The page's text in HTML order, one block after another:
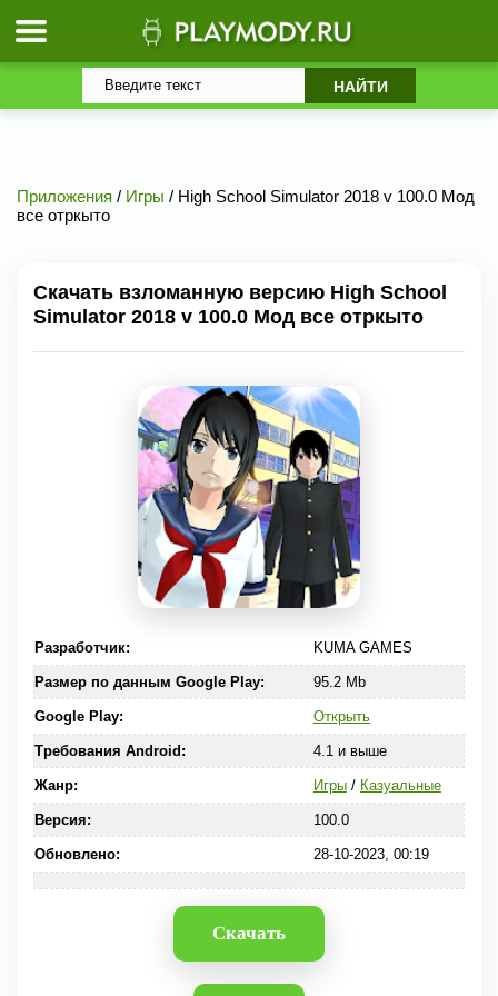
Приложения / Игры / High School Simulator 2018 v 100.0 Мод
все отркыто
Скачать взломанную версию High School
Simulator 2018 v 100.0 Мод все отркыто
Разработчик: KUMA GAMES
Размер по данным Google Play: 95.2 Mb
Google Play: Открыть
Требования Android: 4.1 и выше
Жанр: Игры/ Казуальные
Версия: 100.0
Обновлено: 28-10-2023, 00:19
Скачать